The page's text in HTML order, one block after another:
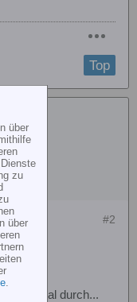
Top
#2
halt mal durch...
über
zu
über
.